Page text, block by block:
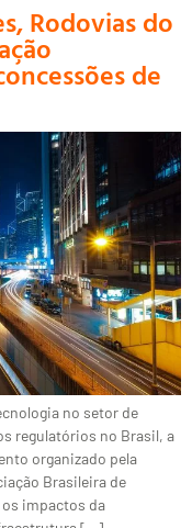
Rodovias do
de
no setor de
regulatórios no Brasil, a
organizado pela
Brasileira de
impactos da